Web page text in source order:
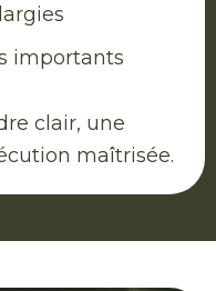
importants
clair, une
maîtrisée.